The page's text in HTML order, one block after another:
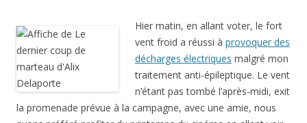
Hier matin, en allant voter, le fort
vent froid a réussi à provoquer des
décharges électriques malgré mon
traitement anti-épileptique. Le vent
n’étant pas tombé l’après-midi, exit
la promenade prévue à la campagne, avec une amie, nous